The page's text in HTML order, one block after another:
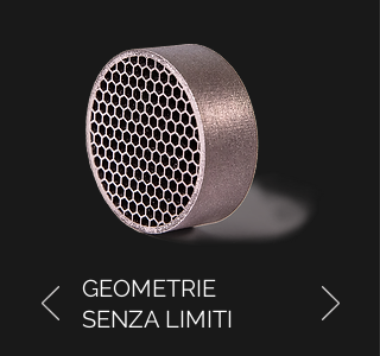
GEOMETRIE
SENZA LIMITI